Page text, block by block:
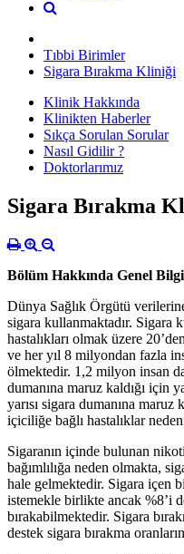
Tıbbi Birimler
Sigara Bırakma Kliniği
Klinik Hakkında
Klinikten Haberler
Sıkça Sorulan Sorular
Nasıl Gidilir ?
Doktorlarımız
Sigara Bırakma
Bölüm Hakkında Genel
Dünya Sağlık Örgütü
sigara kullanmaktadır. Sigara
hastalıkları olmak üzere
ve her yıl 8 milyondan fazla
ölmektedir. 1,2 milyon insan
dumanına maruz kaldığı için
yarısı sigara dumanına
içiciliğe bağlı hastalıklar
Sigaranın içinde bulunan
bağımlılığa neden olmakta,
hale gelmektedir. Sigara içen
istemekle birlikte ancak %8’i
bırakabilmektedir. Sigara
destek sigara bırakma